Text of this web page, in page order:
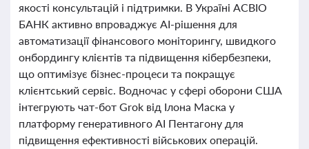
якості консультацій і підтримки. В Україні АСВІО
БАНК активно впроваджує AI-рішення для
автоматизації фінансового моніторингу, швидкого
онбордингу клієнтів та підвищення кібербезпеки,
що оптимізує бізнес-процеси та покращує
клієнтський сервіс. Водночас у сфері оборони США
інтегрують чат-бот Grok від Ілона Маска у
платформу генеративного AI Пентагону для
підвищення ефективності військових операцій.